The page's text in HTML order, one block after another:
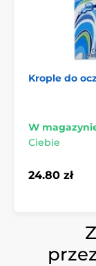
Krople do
W
Ciebie
24.80 zł